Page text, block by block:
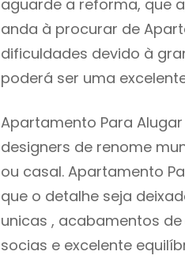
aguarde a reforma, que
anda à procurar de
dificuldades devido à
poderá ser uma
Apartamento Para
designers de renome
ou casal. Apartamento
que o detalhe seja
unicas , acabamentos
socias e excelente